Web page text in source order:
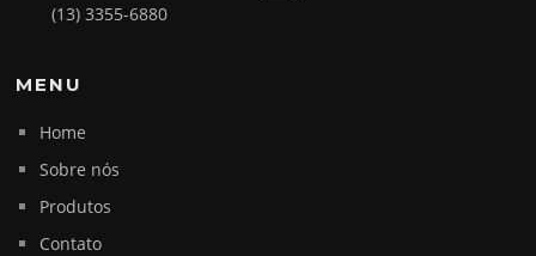
(13) 3355-6880
MENU
Home
Sobre nós
Produtos
Contato